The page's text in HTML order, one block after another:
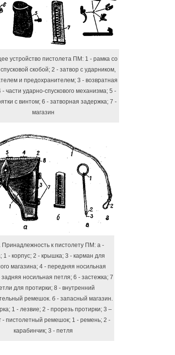
устройство пистолета ПМ: 1 - рамка со
скобой; 2 - затвор с ударником,
и предохранителем; 3 - возвратная
части ударно-спускового механизма; 5 -
с винтом; 6 - затворная задержка; 7 -
магазин
Принадлежность к пистолету ПМ: а -
1 - корпус; 2 - крышка; 3 - карман для
магазина; 4 - передняя носильная
носильная петля; 6 - застежка; 7
для протирки; 8 - внутренний
ремешок. б - запасный магазин.
1 - лезвие; 2 - прорезь протирки; 3 –
- пистолетный ремешок; 1 - ремень; 2 -
карабинчик; 3 - петля